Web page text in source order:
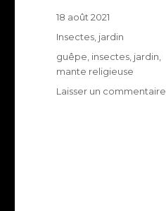
Publié
18 août 2021
Catégories
Insectes jardin
Étiquettes
guêpe insectes jardin
mante religieuse
Laisser un commentaire